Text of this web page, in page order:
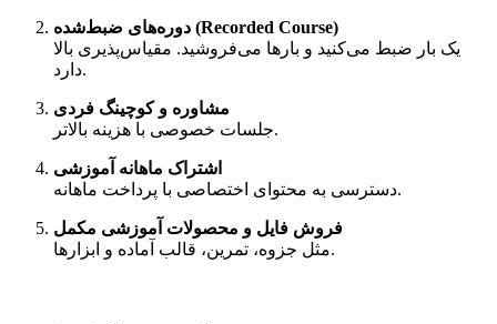
دوره‌های ضبط‌شده (Recorded Course)
یک بار ضبط می‌کنید و بارها می‌فروشید. مقیاس‌پذیری بالا
دارد.
مشاوره و کوچینگ فردی
جلسات خصوصی با هزینه بالاتر.
اشتراک ماهانه آموزشی
دسترسی به محتوای اختصاصی با پرداخت ماهانه.
فروش فایل و محصولات آموزشی مکمل
مثل جزوه، تمرین، قالب آماده و ابزارها.